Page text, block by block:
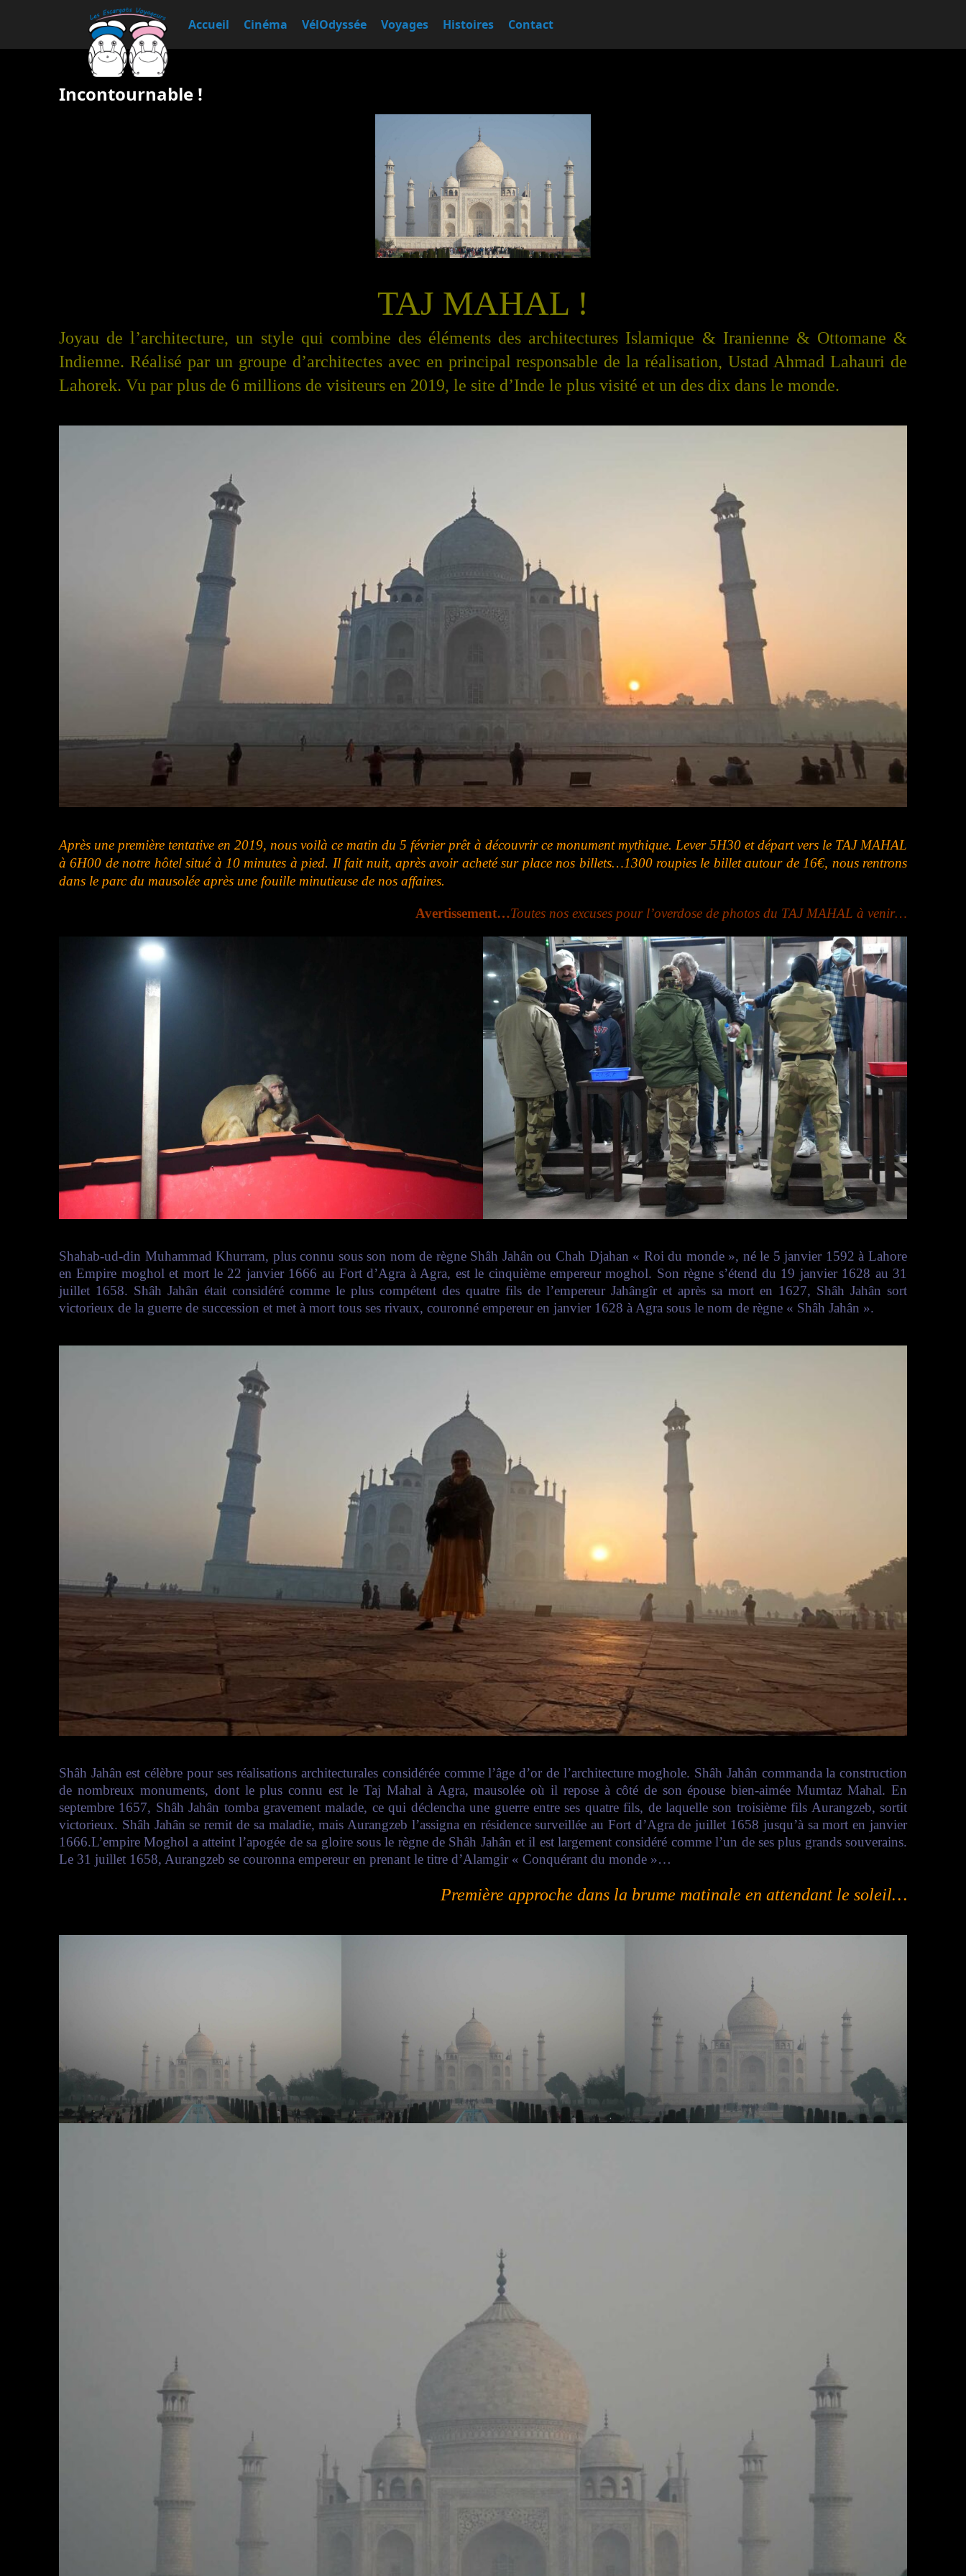
Accueil Cinéma VélOdyssée Voyages Histoires Contact
Incontournable !
TAJ MAHAL !
Joyau de l’architecture, un style qui combine des éléments des architectures Islamique & Iranienne & Ottomane &
Indienne. Réalisé par un groupe d’architectes avec en principal responsable de la réalisation, Ustad Ahmad Lahauri de
Lahorek. Vu par plus de 6 millions de visiteurs en 2019, le site d’Inde le plus visité et un des dix dans le monde.
Après une première tentative en 2019, nous voilà ce matin du 5 février prêt à découvrir ce monument mythique. Lever 5H30 et départ vers le TAJ MAHAL
à 6H00 de notre hôtel situé à 10 minutes à pied. Il fait nuit, après avoir acheté sur place nos billets…1300 roupies le billet autour de 16€, nous rentrons
dans le parc du mausolée après une fouille minutieuse de nos affaires.
Avertissement…Toutes nos excuses pour l’overdose de photos du TAJ MAHAL à venir…
Shahab-ud-din Muhammad Khurram, plus connu sous son nom de règne Shâh Jahân ou Chah Djahan « Roi du monde », né le 5 janvier 1592 à Lahore
en Empire moghol et mort le 22 janvier 1666 au Fort d’Agra à Agra, est le cinquième empereur moghol. Son règne s’étend du 19 janvier 1628 au 31
juillet 1658. Shâh Jahân était considéré comme le plus compétent des quatre fils de l’empereur Jahângîr et après sa mort en 1627, Shâh Jahân sort
victorieux de la guerre de succession et met à mort tous ses rivaux, couronné empereur en janvier 1628 à Agra sous le nom de règne « Shâh Jahân ».
Shâh Jahân est célèbre pour ses réalisations architecturales considérée comme l’âge d’or de l’architecture moghole. Shâh Jahân commanda la construction
de nombreux monuments, dont le plus connu est le Taj Mahal à Agra, mausolée où il repose à côté de son épouse bien-aimée Mumtaz Mahal. En
septembre 1657, Shâh Jahân tomba gravement malade, ce qui déclencha une guerre entre ses quatre fils, de laquelle son troisième fils Aurangzeb, sortit
victorieux. Shâh Jahân se remit de sa maladie, mais Aurangzeb l’assigna en résidence surveillée au Fort d’Agra de juillet 1658 jusqu’à sa mort en janvier
1666.L’empire Moghol a atteint l’apogée de sa gloire sous le règne de Shâh Jahân et il est largement considéré comme l’un de ses plus grands souverains.
Le 31 juillet 1658, Aurangzeb se couronna empereur en prenant le titre d’Alamgir « Conquérant du monde »…
Première approche dans la brume matinale en attendant le soleil…